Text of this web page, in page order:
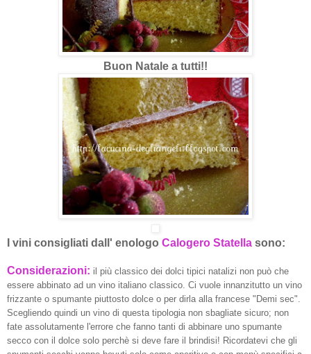
Buon Natale a tutti!!
I vini consigliati dall' enologo Calogero Statella sono:
Considerazioni: il più classico dei dolci tipici natalizi non può che
essere abbinato ad un vino italiano classico. Ci vuole innanzitutto un vino
frizzante o spumante piuttosto dolce o per dirla alla francese "Demi sec".
Scegliendo quindi un vino di questa tipologia non sbagliate sicuro; non
fate assolutamente l'errore che fanno tanti di abbinare uno spumante
secco con il dolce solo perchè si deve fare il brindisi! Ricordatevi che gli